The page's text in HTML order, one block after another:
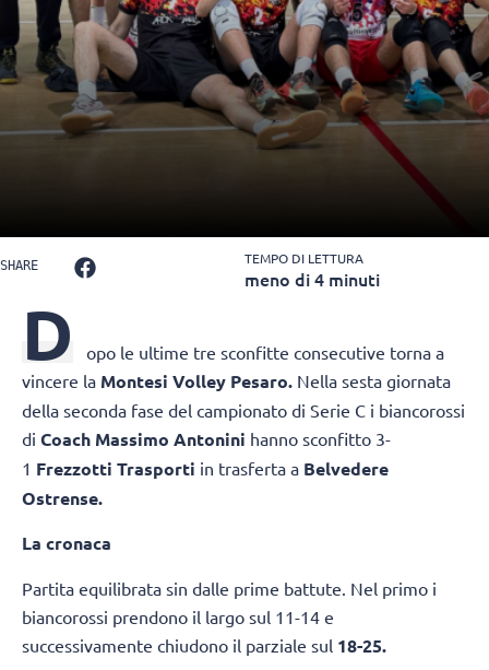
SHARE TEMPO DI LETTURA
meno di 4 minuti
D
opo le ultime tre sconfitte consecutive torna a
vincere la Montesi Volley Pesaro. Nella sesta giornata
della seconda fase del campionato di Serie C i biancorossi
di Coach Massimo Antonini hanno sconfitto 3-
1 Frezzotti Trasporti in trasferta a Belvedere
Ostrense.
La cronaca
Partita equilibrata sin dalle prime battute. Nel primo i
biancorossi prendono il largo sul 11-14 e
successivamente chiudono il parziale sul 18-25.